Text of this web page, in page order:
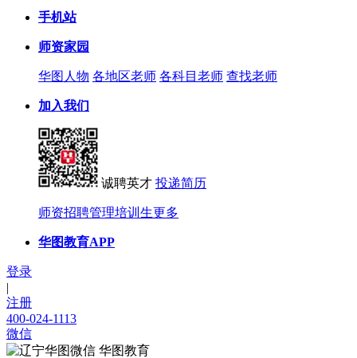
手机站
师资家园
华图人物 各地区老师 各科目老师 查找老师
加入我们
诚聘英才 投递简历
师资招聘管理培训生更多
华图教育APP
登录
|
注册
400-024-1113
微信
华图教育